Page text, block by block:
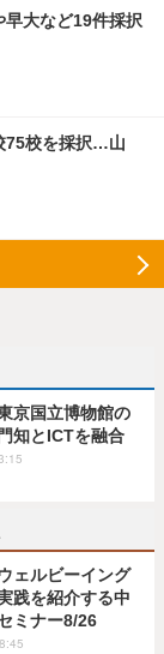
早大など19件採択
75校を採択…山
京国立博物館の
知とICTを融合
ェルビーイング
践を紹介する中
ミナー8/26